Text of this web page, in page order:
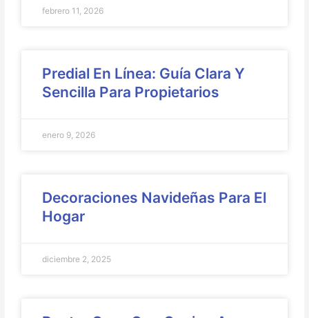
febrero 11, 2026
Predial En Línea: Guía Clara Y
Sencilla Para Propietarios
enero 9, 2026
Decoraciones Navideñas Para El
Hogar
diciembre 2, 2025